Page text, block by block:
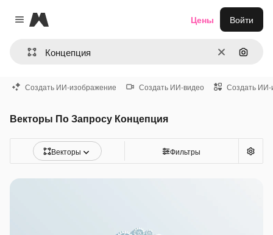
Close menu
Magnific
ОчиститьПоиск
Цены Войти
Создать ИИ-изображение Создать ИИ-видео Создать ИИ-
Векторы По Запросу Концепция
Векторы Фильтры